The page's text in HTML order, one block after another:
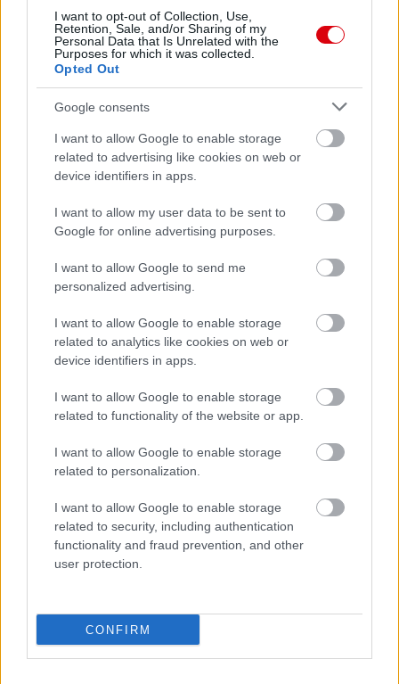
I want to opt-out of Collection, Use,
Retention, Sale, and/or Sharing of my
Personal Data that Is Unrelated with the
Purposes for which it was collected.
Opted Out
Google consents
I want to allow Google to enable storage
related to advertising like cookies on web or
device identifiers in apps.
I want to allow my user data to be sent to
Google for online advertising purposes.
I want to allow Google to send me
personalized advertising.
I want to allow Google to enable storage
related to analytics like cookies on web or
device identifiers in apps.
I want to allow Google to enable storage
related to functionality of the website or app.
I want to allow Google to enable storage
related to personalization.
I want to allow Google to enable storage
related to security, including authentication
functionality and fraud prevention, and other
user protection.
CONFIRM
Felkészülési szezon 4. mérkőzés
Nya Ullevi, Göteborg
2026-08-08 17:00
2 nap 12 óra 9 perc 34 másodperc
Leeds UnitedvsManchester United2026-08-12 20:30
ELŐZŐ MÉRKŐZÉSEK
Támogatás
Támogasd adományoddal
a ManUtdFanatics.hu működését!
Kapcsolódó hírek
JUAN MATA
MATA: CSAKIS KÖSZÖNETET